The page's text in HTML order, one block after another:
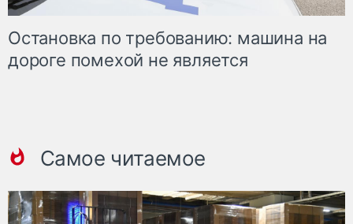
Остановка по требованию: машина на
дороге помехой не является
Самое читаемое